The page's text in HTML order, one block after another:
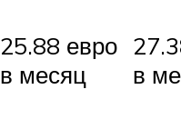
25.88 евро
в месяц
в